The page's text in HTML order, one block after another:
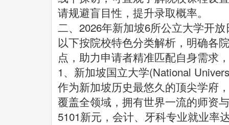
请规避盲目性，提升录取概率。
二、2026年新加坡6所公立大学开
以下按院校特色分类解析，明确各
点，助力申请者精准匹配自身需求
1、新加坡国立大学(National
作为新加坡历史最悠久的顶尖学府
覆盖全领域，拥有世界一流的师资
5101新元，会计、牙科专业就业率